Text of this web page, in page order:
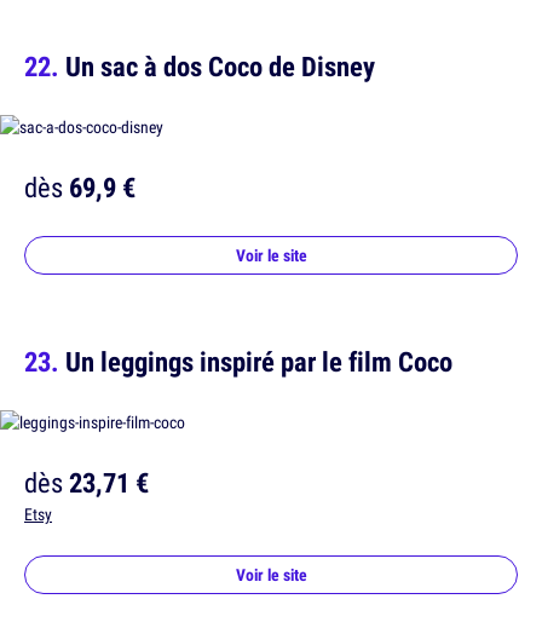
Un sac à dos Coco de Disney
dès69,9 €
Voir le site
Un leggings inspiré par le film Coco
dès23,71 €
Etsy
Voir le site